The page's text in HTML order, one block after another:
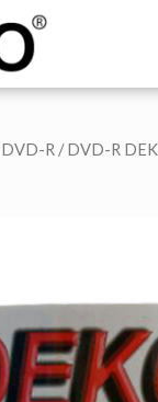
DVD-R / DVD-R